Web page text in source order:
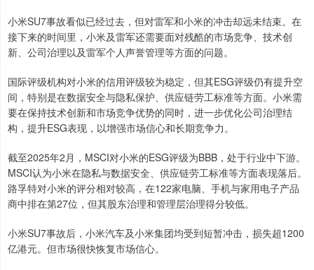
小米SU7事故看似已经过去，但对雷军和小米的冲击却远未结束。在
接下来的时间里，小米及雷军还需要面对残酷的市场竞争、技术创
新、公司治理以及雷军个人声誉管理等方面的问题。
国际评级机构对小米的信用评级较为稳定，但其ESG评级仍有提升空
间，特别是在数据安全与隐私保护、供应链劳工标准等方面。小米需
要在保持技术创新和市场竞争优势的同时，进一步优化公司治理结
构，提升ESG表现，以增强市场信心和长期竞争力。
截至2025年2月，MSCI对小米的ESG评级为BBB，处于行业中下游。
MSCI认为小米在隐私与数据安全、供应链劳工标准等方面表现落后。
路孚特对小米的评分相对较高，在122家电脑、手机与家用电子产品
商中排在第27位，但其股东治理和管理层治理得分较低。
小米SU7事故后，小米汽车及小米集团均受到短暂冲击，损失超1200
亿港元。但市场很快恢复市场信心。